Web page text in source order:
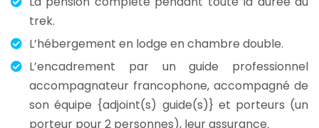
trek.
L’hébergement en lodge en chambre double.
L’encadrement par un guide professionnel
accompagnateur francophone, accompagné de
son équipe {adjoint(s) guide(s)} et porteurs (un
porteur pour 2 personnes), leur assurance.